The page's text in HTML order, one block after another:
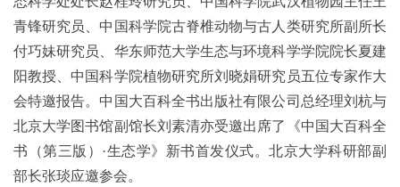
青锋研究员、中国科学院古脊椎动物与古人类研究所副所长
付巧妹研究员、华东师范大学生态与环境科学学院院长夏建
阳教授、中国科学院植物研究所刘晓娟研究员五位专家作大
会特邀报告。中国大百科全书出版社有限公司总经理刘杭与
北京大学图书馆副馆长刘素清亦受邀出席了《中国大百科全
书（第三版）·生态学》新书首发仪式。北京大学科研部副
部长张琰应邀参会。